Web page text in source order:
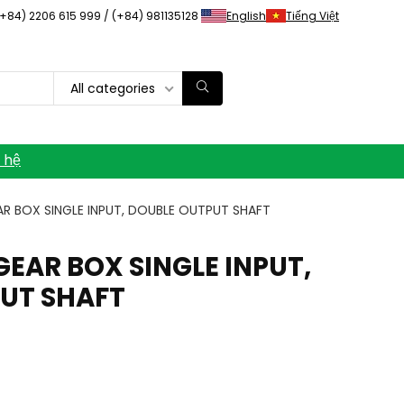
2206 615 999 / (+84) 981135128 English Tiếng Việt
All categories
hệ
BOX SINGLE INPUT, DOUBLE OUTPUT SHAFT
BOX SINGLE INPUT,
SHAFT